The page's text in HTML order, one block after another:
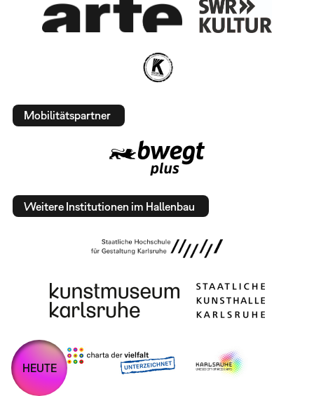
Mobilitätspartner
Weitere Institutionen im Hallenbau
HEUTE